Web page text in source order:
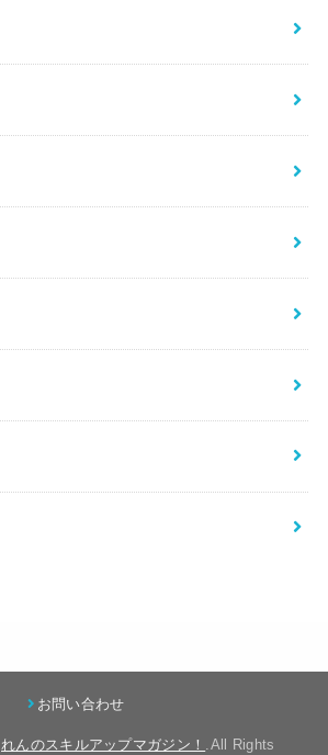
お問い合わせ
れんのスキルアップマガジン！ .All Rights